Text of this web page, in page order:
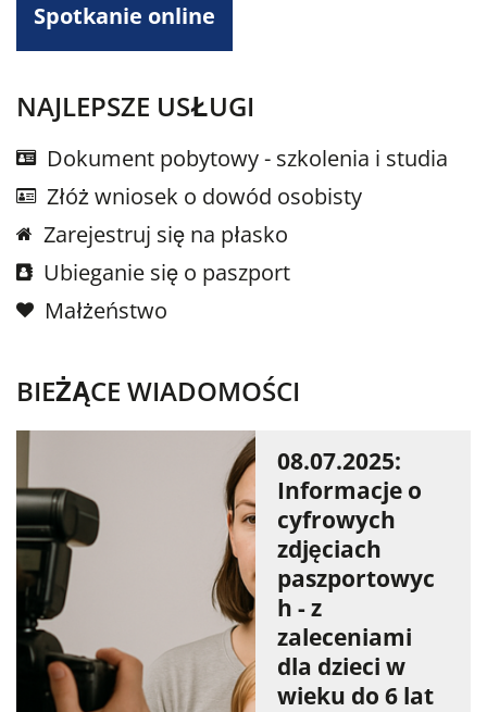
Spotkanie online
NAJLEPSZE USŁUGI
Dokument pobytowy - szkolenia i studia
Złóż wniosek o dowód osobisty
Zarejestruj się na płasko
Ubieganie się o paszport
Małżeństwo
BIEŻĄCE WIADOMOŚCI
08.07.2025:
Informacje o
cyfrowych
zdjęciach
paszportowyc
h - z
zaleceniami
dla dzieci w
wieku do 6 lat